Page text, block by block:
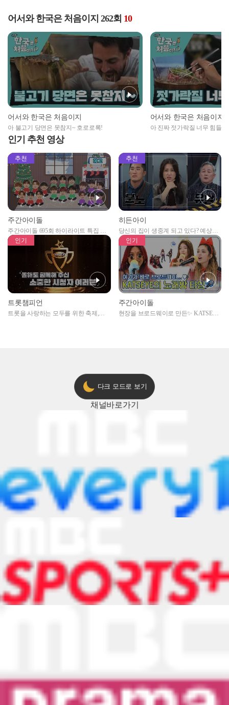
어서와 한국은 처음이지 262회 10
어서와 한국은 처음이지
아 불고기 당면은 못참지~ 호로로록!
어서와 한국은 처음이지
아 진짜 젓가락질 너무 힘들어
인기 추천 영상
추천
주간아이돌
주간아이돌 695회 하이라이트 특집 남
자아이돌편 예고
추천
히든아이
당신의 집이 생중계 되고 있다? 예상치
못한 곳에서 일어나는 불법촬영 범죄!
인기
트롯챔피언
트롯을 사랑하는 모두를 위한 축제,
인기
주간아이돌
현장을 브로드웨이로 만든✨ KATSEYE
다크 모드로 보기
채널바로가기